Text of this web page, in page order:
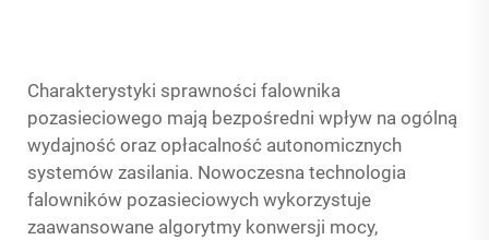
Charakterystyki sprawności falownika
pozasieciowego mają bezpośredni wpływ na ogólną
wydajność oraz opłacalność autonomicznych
systemów zasilania. Nowoczesna technologia
falowników pozasieciowych wykorzystuje
zaawansowane algorytmy konwersji mocy,